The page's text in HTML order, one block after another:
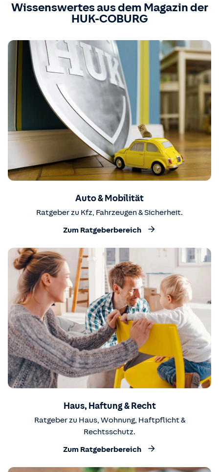
Wissenswertes aus dem Magazin der
HUK-COBURG
Auto & Mobilität
Ratgeber zu Kfz, Fahrzeugen & Sicherheit.
Zum Ratgeberbereich
Haus, Haftung & Recht
Ratgeber zu Haus, Wohnung, Haftpflicht &
Rechtsschutz.
Zum Ratgeberbereich